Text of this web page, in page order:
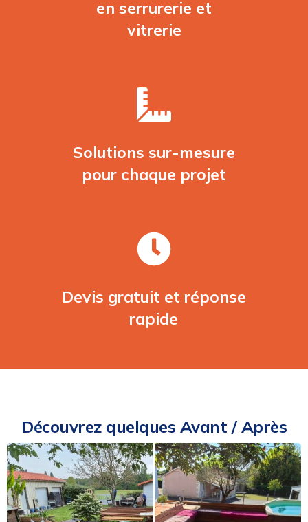
en serrurerie et
vitrerie
Solutions sur-mesure
pour chaque projet
Devis gratuit et réponse
rapide
Découvrez quelques Avant / Après